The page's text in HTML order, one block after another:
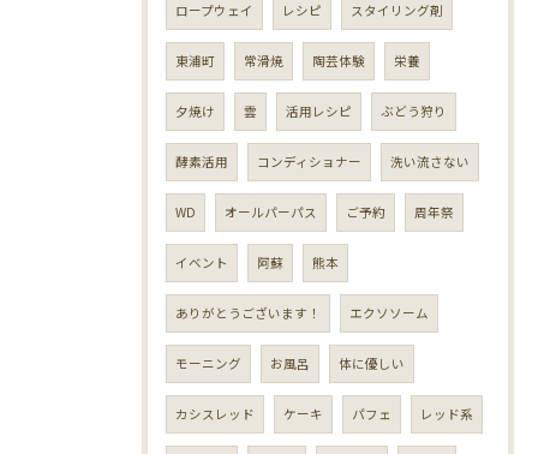
ロープウェイ レシピ スタイリング剤
東浦町 常滑焼 陶芸体験 栄養
夕焼け 雲 活用レシピ ぶどう狩り
酵素活用 コンディショナー 洗い流さない
WD オールパーパス ご予約 周年祭
イベント 阿蘇 熊本
ありがとうございます！ エクソソーム
モーニング お風呂 体に優しい
カシスレッド ケーキ パフェ レッド系